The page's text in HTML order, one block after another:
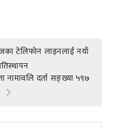
टेलिफोन लाइनलाई नयाँ
नामावलि दर्ता सङ्ख्या ५९७